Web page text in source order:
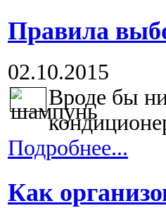
Правила
02.10.2015
Вроде бы
Подробнее...
Как